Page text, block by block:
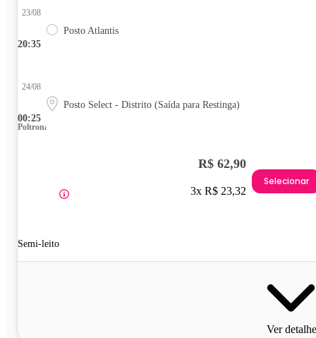
20:35
23/08
Posto Atlantis
00:25
24/08
Posto Select - Distrito (Saída para Restinga)
Poltrona
Semi-leito
R$ 62,90
3x R$ 23,32
Selecionar
Ver